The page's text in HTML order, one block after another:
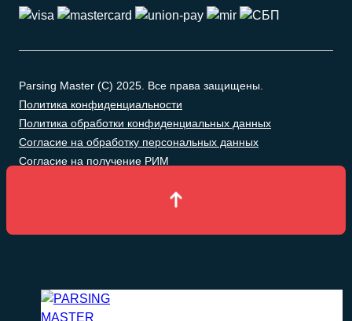
Parsing Master (C) 2025. Все права защищены.
Политика конфиденциальности
Политика обработки конфиденциальных данных
Согласие на обработку персональных данных
Согласие на получение РИМ